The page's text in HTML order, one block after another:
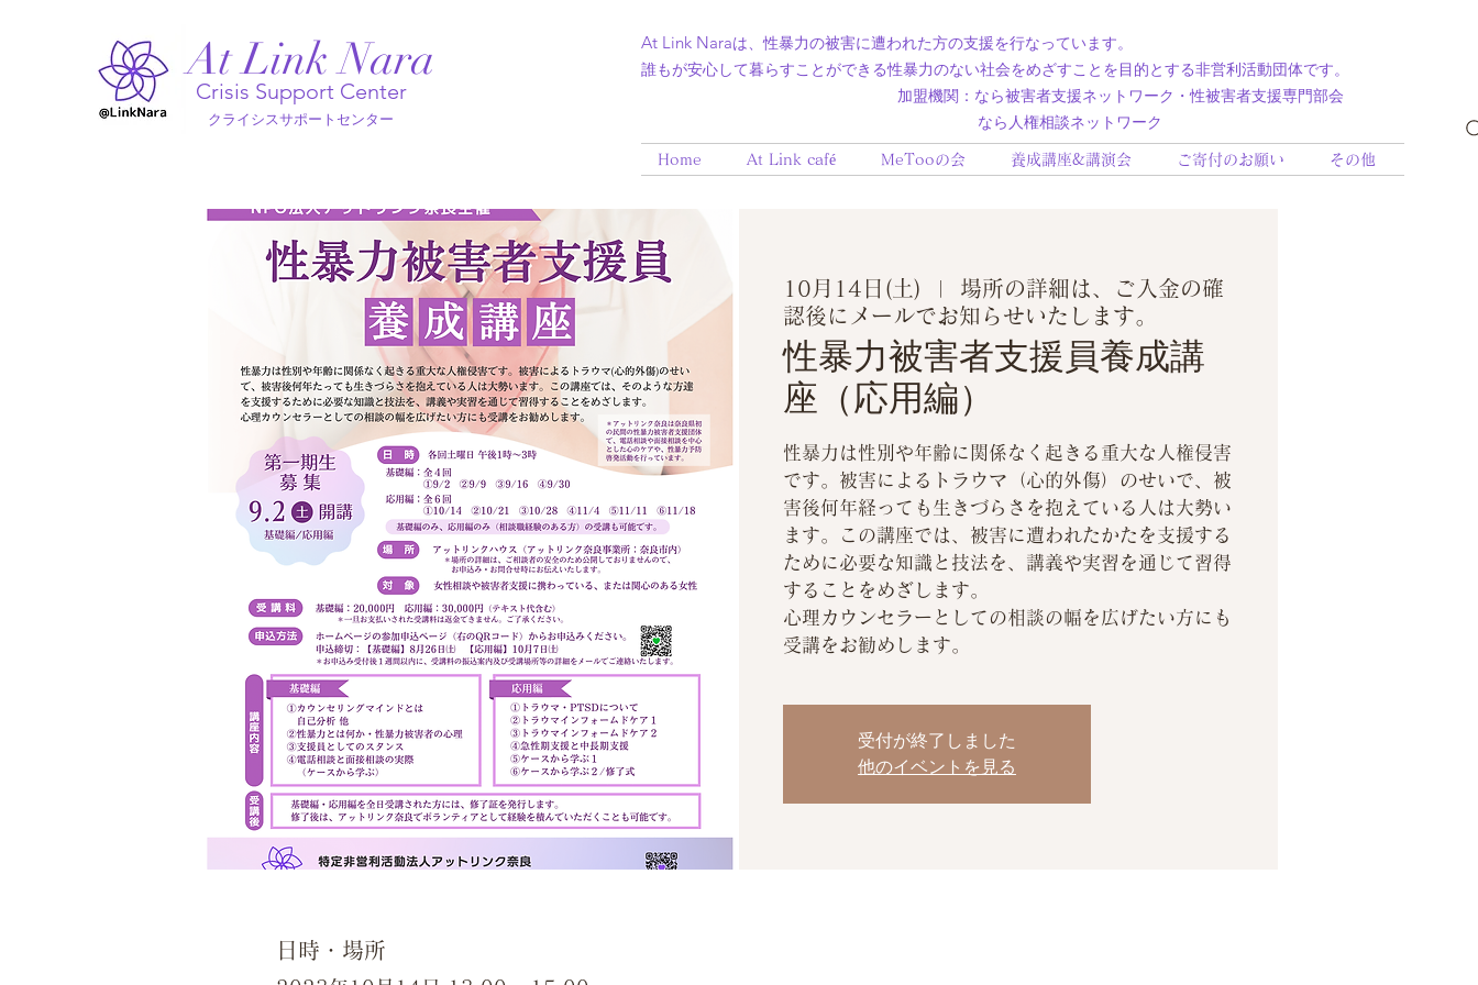
At Link Nara
Crisis Support Center
クライシスサポートセンター
At Link Naraは、性暴力の被害に遭われた方の支援を行なっています。
誰もが安心して暮らすことができる性暴力のない社会をめざすことを目的とする非営利活動団体です。
加盟機関：​なら被害者支援ネットワーク・性被害者支援専門部会
なら人権相談ネットワーク
Home At Link café MeTooの会 養成講座&講演会 ご寄付のお願い その他
10月14日(土)
場所の詳細は、ご入金の確
認後にメールでお知らせいたします。
性暴力被害者支援員養成講
座（応用編）
性暴力は性別や年齢に関係なく起きる重大な人権侵害
です。被害によるトラウマ（心的外傷）のせいで、被
害後何年経っても生きづらさを抱えている人は大勢い
ます。この講座では、被害に遭われたかたを支援する
ために必要な知識と技法を、講義や実習を通じて習得
することをめざします。
心理カウンセラーとしての相談の幅を広げたい方にも
受講をお勧めします。
受付が終了しました
他のイベントを見る
日時・場所